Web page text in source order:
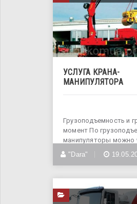
УСЛУГА КРАНА-
МАНИПУЛЯТОРА
Грузоподъемность и
момент По
манипуляторы можно
разделить
"Dara"